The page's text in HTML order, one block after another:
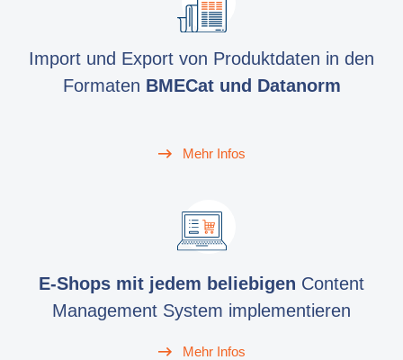
Import und Export von Produktdaten in den
Formaten BMECat und Datanorm
Mehr Infos
E-Shops mit jedem beliebigen Content
Management System implementieren
Mehr Infos